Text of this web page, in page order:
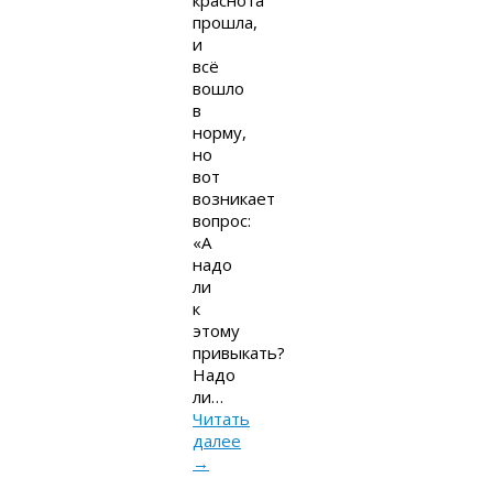
прошла,
и
всё
вошло
в
норму,
но
вот
возникает
вопрос:
«А
надо
ли
к
этому
привыкать?
Надо
ли…
Читать
далее
→